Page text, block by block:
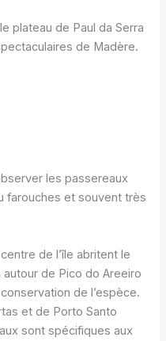
plateau de Paul da Serra
de Madère.
les passereaux
farouches et souvent très
de l’île abritent le
de Pico do Areeiro
de l’espèce.
et de Porto Santo
sont spécifiques aux